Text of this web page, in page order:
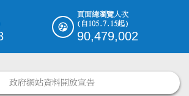
頁面總瀏覽人次
(自105.7.15起)
90,479,002
政府網站資料開放宣告